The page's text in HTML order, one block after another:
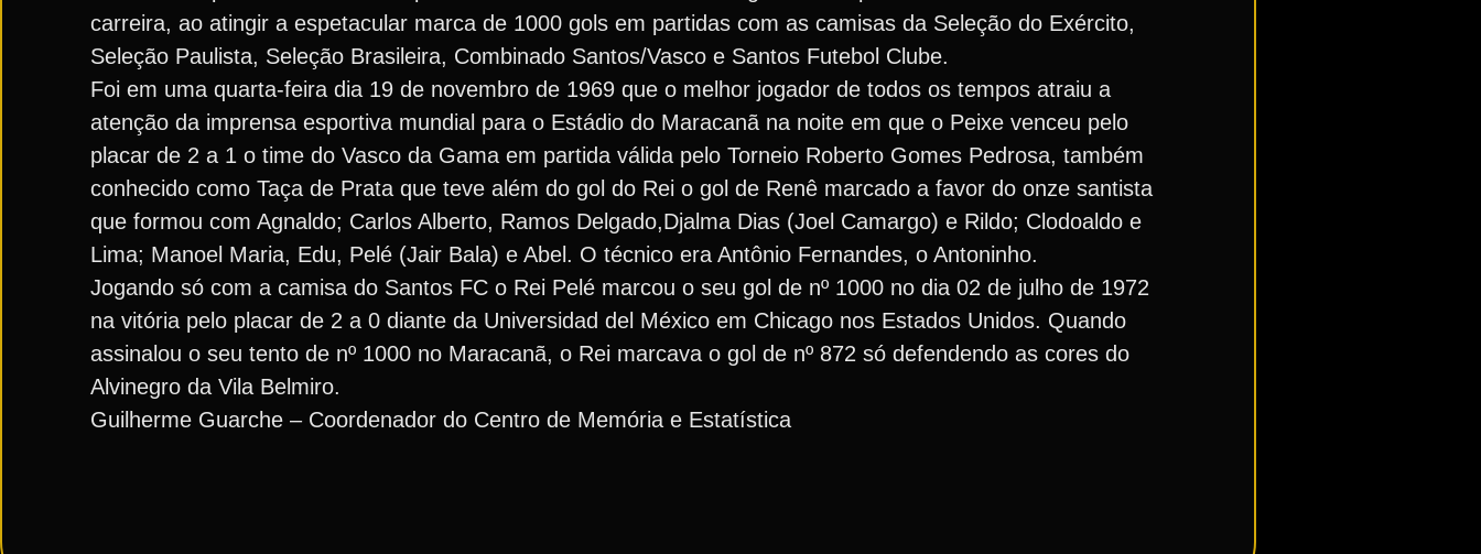
carreira, ao atingir a espetacular marca de 1000 gols em partidas com as camisas da Seleção do Exército,
Seleção Paulista, Seleção Brasileira, Combinado Santos/Vasco e Santos Futebol Clube.
Foi em uma quarta-feira dia 19 de novembro de 1969 que o melhor jogador de todos os tempos atraiu a
atenção da imprensa esportiva mundial para o Estádio do Maracanã na noite em que o Peixe venceu pelo
placar de 2 a 1 o time do Vasco da Gama em partida válida pelo Torneio Roberto Gomes Pedrosa, também
conhecido como Taça de Prata que teve além do gol do Rei o gol de Renê marcado a favor do onze santista
que formou com Agnaldo; Carlos Alberto, Ramos Delgado,Djalma Dias (Joel Camargo) e Rildo; Clodoaldo e
Lima; Manoel Maria, Edu, Pelé (Jair Bala) e Abel. O técnico era Antônio Fernandes, o Antoninho.
Jogando só com a camisa do Santos FC o Rei Pelé marcou o seu gol de nº 1000 no dia 02 de julho de 1972
na vitória pelo placar de 2 a 0 diante da Universidad del México em Chicago nos Estados Unidos. Quando
assinalou o seu tento de nº 1000 no Maracanã, o Rei marcava o gol de nº 872 só defendendo as cores do
Alvinegro da Vila Belmiro.
Guilherme Guarche – Coordenador do Centro de Memória e Estatística